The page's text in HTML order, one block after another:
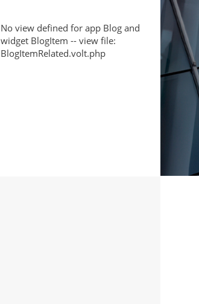
No view defined for app Blog and
widget BlogItem -- view file:
BlogItemRelated.volt.php